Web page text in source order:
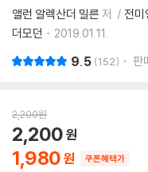
앨런 알렉산더 밀른 저 전미
더모던
2019.01.11.
9.5 152 판
2,200원
1,980
2,200
쿠폰혜택가